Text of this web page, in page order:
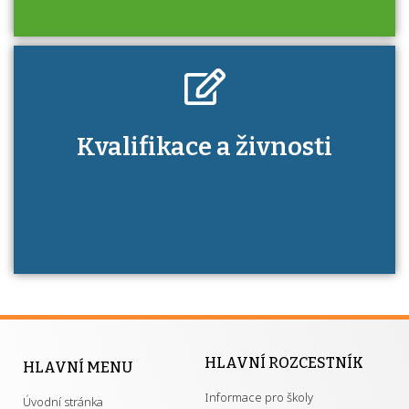
Kdo je to autorizovaná osoba a jaké výhody
má získání autorizace?
Kvalifikace a živnosti
HLAVNÍ MENU
Úvodní stránka
HLAVNÍ ROZCESTNÍK
Informace pro školy